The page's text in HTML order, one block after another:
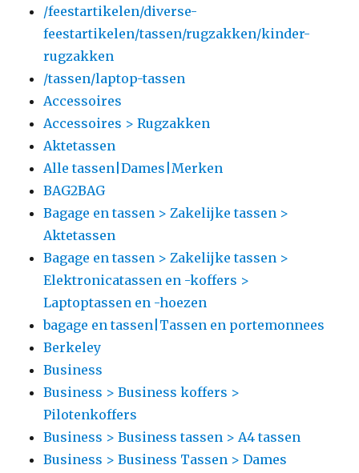
/feestartikelen/diverse-
feestartikelen/tassen/rugzakken/kinder-
rugzakken
/tassen/laptop-tassen
Accessoires
Accessoires > Rugzakken
Aktetassen
Alle tassen|Dames|Merken
BAG2BAG
Bagage en tassen > Zakelijke tassen >
Aktetassen
Bagage en tassen > Zakelijke tassen >
Elektronicatassen en -koffers >
Laptoptassen en -hoezen
bagage en tassen|Tassen en portemonnees
Berkeley
Business
Business > Business koffers >
Pilotenkoffers
Business > Business tassen > A4 tassen
Business > Business Tassen > Dames